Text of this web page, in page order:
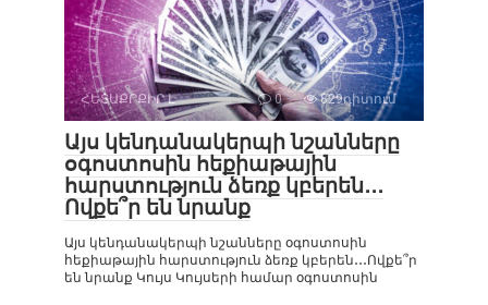
ՀԵՏԱՔՐՔԻՐ Է 0 829դիտում
Այս կենդանակերպի նշանները
օգոստոսին հեքիաթային
հարստություն ձեռք կբերեն․․․
Ովքե՞ր են նրանք
Այս կենդանակերպի նշանները օգոստոսին
հեքիաթային հարստություն ձեռք կբերեն․․․Ովքե՞ր
են նրանք Կույս Կույսերի համար օգոստոսին